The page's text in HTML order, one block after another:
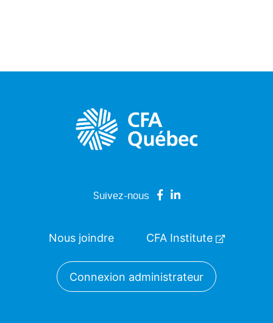
Suivez-nous
Nous joindre CFA Institute
Connexion administrateur